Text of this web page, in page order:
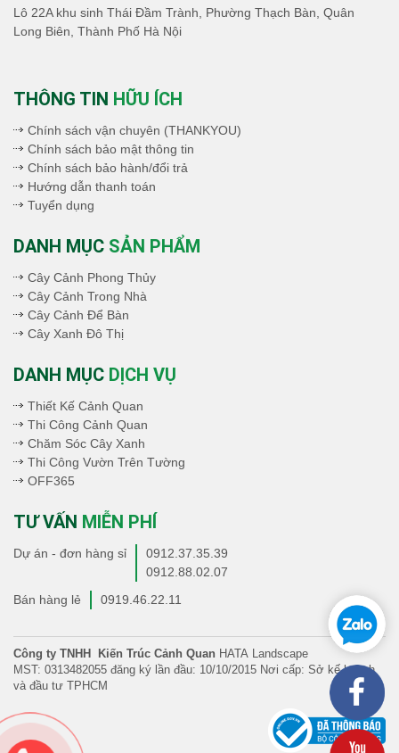
Lô 22A khu sinh Thái Đầm Trành, Phường Thạch Bàn, Quân
Long Biên, Thành Phố Hà Nội
THÔNG TIN HỮU ÍCH
Chính sách vận chuyên (THANKYOU)
Chính sách bảo mật thông tin
Chính sách bảo hành/đổi trả
Hướng dẫn thanh toán
Tuyển dụng
DANH MỤC SẢN PHẨM
Cây Cảnh Phong Thủy
Cây Cảnh Trong Nhà
Cây Cảnh Để Bàn
Cây Xanh Đô Thị
DANH MỤC DỊCH VỤ
Thiết Kế Cảnh Quan
Thi Công Cảnh Quan
Chăm Sóc Cây Xanh
Thi Công Vườn Trên Tường
OFF365
TƯ VẤN MIỄN PHÍ
Dự án - đơn hàng sỉ
0912.37.35.39
0912.88.02.07
Bán hàng lẻ
0919.46.22.11
Công ty TNHH Kiến Trúc Cảnh Quan HATA Landscape
MST: 0313482055 đăng ký lần đầu: 10/10/2015 Nơi cấp: Sở kế hoạch
và đầu tư TPHCM